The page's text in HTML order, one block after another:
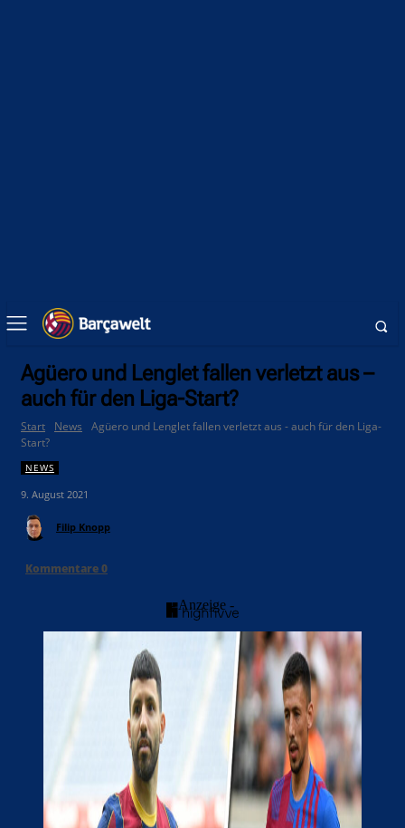
Agüero und Lenglet fallen verletzt aus –
auch für den Liga-Start?
Start News
Agüero und Lenglet fallen verletzt aus - auch für den Liga-
Start?
NEWS
9. August 2021
Filip Knopp
Kommentare0
- Anzeige -